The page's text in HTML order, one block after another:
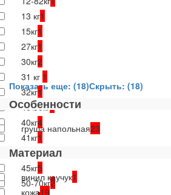
13 кг1
15кг1
27кг1
30кг2
31 кг 1
32кг1
40\50кг1
40кг4
41кг1
45\68кг1
45кг5
50-70кг2
Показать еще: (18)Скрыть: (18)
Особенности
груша напольная23
Материал
винил каучук1
кожа19